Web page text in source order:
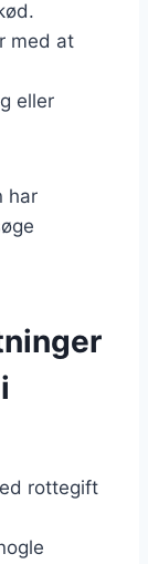
med at
eller
har
rottegift